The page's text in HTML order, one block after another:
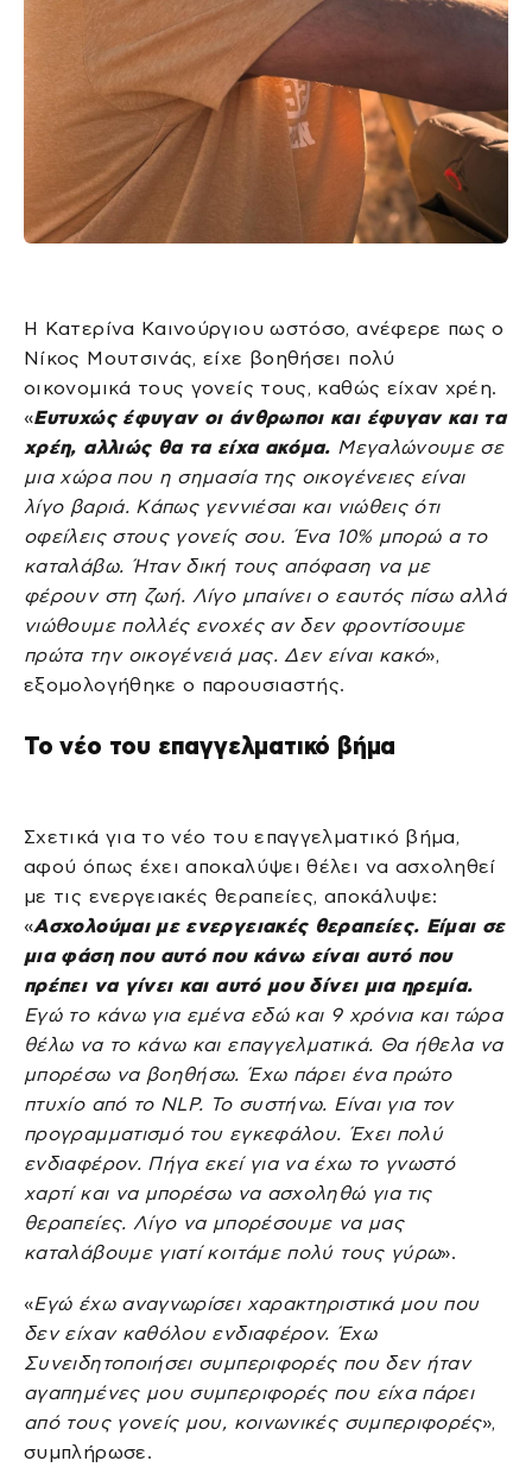
Η Κατερίνα Καινούργιου ωστόσο, ανέφερε πως ο
Νίκος Μουτσινάς, είχε βοηθήσει πολύ
οικονομικά τους γονείς τους, καθώς είχαν χρέη.
«Ευτυχώς έφυγαν οι άνθρωποι και έφυγαν και τα
χρέη, αλλιώς θα τα είχα ακόμα. Μεγαλώνουμε σε
μια χώρα που η σημασία της οικογένειες είναι
λίγο βαριά. Κάπως γεννιέσαι και νιώθεις ότι
οφείλεις στους γονείς σου. Ένα 10% μπορώ α το
καταλάβω. Ήταν δική τους απόφαση να με
φέρουν στη ζωή. Λίγο μπαίνει ο εαυτός πίσω αλλά
νιώθουμε πολλές ενοχές αν δεν φροντίσουμε
πρώτα την οικογένειά μας. Δεν είναι κακό»,
εξομολογήθηκε ο παρουσιαστής.
Το νέο του επαγγελματικό βήμα
Σχετικά για το νέο του επαγγελματικό βήμα,
αφού όπως έχει αποκαλύψει θέλει να ασχοληθεί
με τις ενεργειακές θεραπείες, αποκάλυψε:
«Ασχολούμαι με ενεργειακές θεραπείες. Είμαι σε
μια φάση που αυτό που κάνω είναι αυτό που
πρέπει να γίνει και αυτό μου δίνει μια ηρεμία.
Εγώ το κάνω για εμένα εδώ και 9 χρόνια και τώρα
θέλω να το κάνω και επαγγελματικά. Θα ήθελα να
μπορέσω να βοηθήσω. Έχω πάρει ένα πρώτο
πτυχίο από το NLP. Το συστήνω. Είναι για τον
προγραμματισμό του εγκεφάλου. Έχει πολύ
ενδιαφέρον. Πήγα εκεί για να έχω το γνωστό
χαρτί και να μπορέσω να ασχοληθώ για τις
θεραπείες. Λίγο να μπορέσουμε να μας
καταλάβουμε γιατί κοιτάμε πολύ τους γύρω».
«Εγώ έχω αναγνωρίσει χαρακτηριστικά μου που
δεν είχαν καθόλου ενδιαφέρον. Έχω
Συνειδητοποιήσει συμπεριφορές που δεν ήταν
αγαπημένες μου συμπεριφορές που είχα πάρει
από τους γονείς μου, κοινωνικές συμπεριφορές»,
συμπλήρωσε.